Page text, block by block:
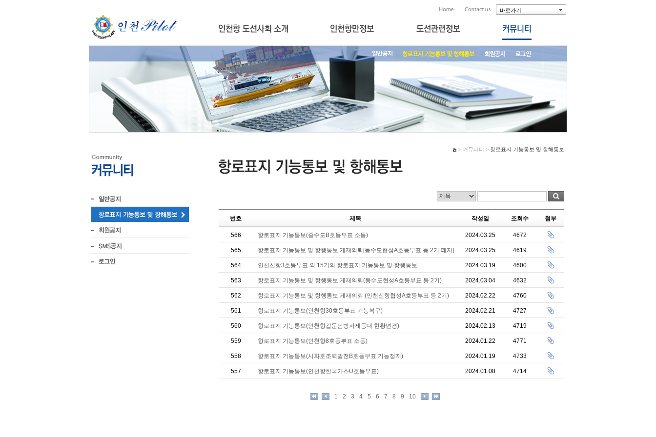
바로가기
> 커뮤니티 > 항로표지 기능통보 및 항해통보
번호 제목 작성일 조회수 첨부
566 항로표지 기능통보(중수도B호등부표 소등) 2024.03.25 4672
565 항로표지 기능통보 및 항행통보 게재의뢰[동수도협성A호등부표 등 2기 폐지] 2024.03.25 4619
564 인천신항3호등부표 외 15기의 항로표지 기능통보 및 항행통보 2024.03.19 4600
563 항로표지 기능통보 및 항행통보 게재의뢰(동수도협성A호등부표 등 2기) 2024.03.04 4632
562 항로표지 기능통보 및 항행통보 게재의뢰 (인천신항협성A호등부표 등 2기) 2024.02.22 4760
561 항로표지 기능통보(인천항30호등부표 기능복구) 2024.02.21 4727
560 항로표지 기능통보(인천항갑문남방파제등대 현황변경) 2024.02.13 4719
559 항로표지 기능통보(인천항8호등부표 소등) 2024.01.22 4771
558 항로표지 기능통보(시화호조력발전B호등부표 기능정지) 2024.01.19 4733
557 항로표지 기능통보(인천항한국가스U호등부표) 2024.01.08 4714
1 2 3 4 5 6 7 8 9 10